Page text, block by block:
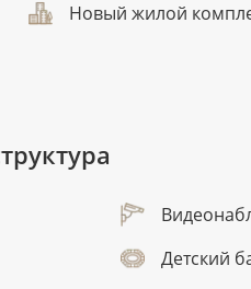
Новый жилой
Детский